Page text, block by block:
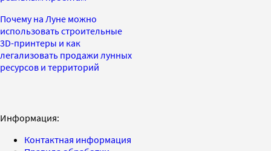
Почему на Луне можно
использовать строительные
3D-принтеры и как
легализовать продажи лунных
ресурсов и территорий
Информация:
Контактная информация